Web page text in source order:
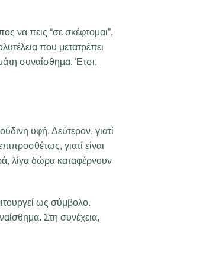
να πεις “σε σκέφτομαι”,
που μετατρέπει
συναίσθημα. Έτσι,
υφή. Δεύτερον, γιατί
γιατί είναι
λίγα δώρα καταφέρνουν
ως σύμβολο.
Στη συνέχεια,